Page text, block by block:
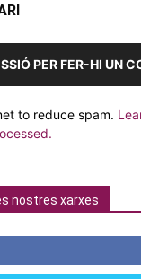
PER FER-HI UN
to reduce spam.
nostres xarxes